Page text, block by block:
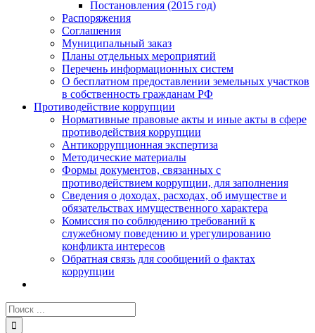
Постановления (2015 год)
Распоряжения
Соглашения
Муниципальный заказ
Планы отдельных мероприятий
Перечень информационных систем
О бесплатном предоставлении земельных участков
в собственность гражданам РФ
Противодействие коррупции
Нормативные правовые акты и иные акты в сфере
противодействия коррупции
Антикоррупционная экспертиза
Методические материалы
Формы документов, связанных с
противодействием коррупции, для заполнения
Сведения о доходах, расходах, об имуществе и
обязательствах имущественного характера
Комиссия по соблюдению требований к
служебному поведению и урегулированию
конфликта интересов
Обратная связь для сообщений о фактах
коррупции
Результат
поиска: